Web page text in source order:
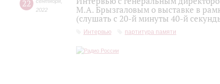
22
2022
М.А. Брызгаловым о выставке в
(слушать с 20-й минуты 40-й
Интервью партитура памяти